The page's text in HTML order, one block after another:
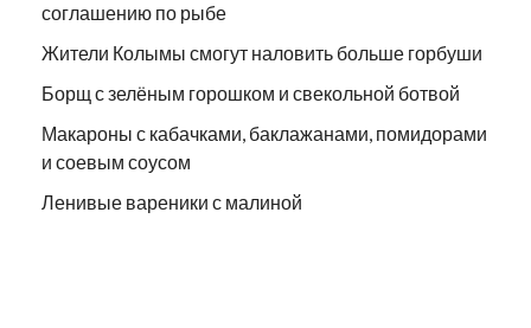
соглашению по рыбе
Жители Колымы смогут наловить больше горбуши
Борщ с зелёным горошком и свекольной ботвой
Макароны с кабачками, баклажанами, помидорами
и соевым соусом
Ленивые вареники с малиной